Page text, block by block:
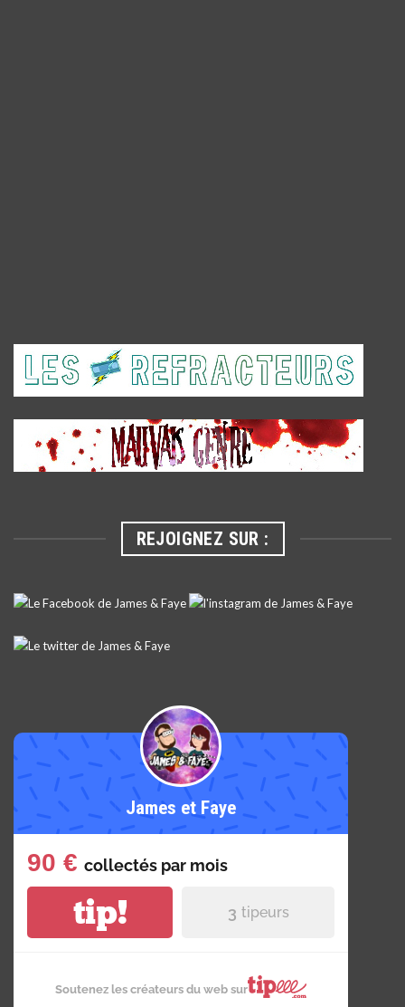
REJOIGNEZ SUR :
James et Faye
90 € collectés par mois
tip! 3 tipeurs
Soutenez les créateurs du web sur